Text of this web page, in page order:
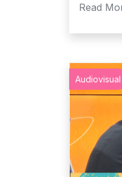
Read
Audiovisual